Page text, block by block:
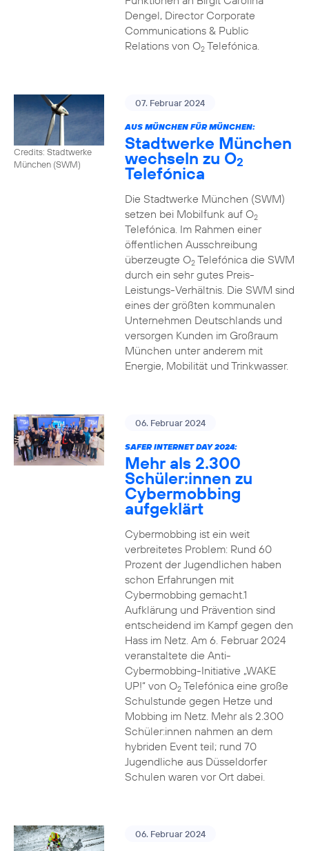
Dengel, Director Corporate
Communications & Public
Relations von O2Telefónica.
Credits: Stadtwerke
München (SWM)
07. Februar 2024
AUS MÜNCHEN FÜR MÜNCHEN:
Stadtwerke München
wechseln zu O2
Telefónica
Die Stadtwerke München (SWM)
setzen bei Mobilfunk auf O2
Telefónica. Im Rahmen einer
öffentlichen Ausschreibung
überzeugte O2Telefónica die SWM
durch ein sehr gutes Preis-
Leistungs-Verhältnis. Die SWM sind
eines der größten kommunalen
Unternehmen Deutschlands und
versorgen Kunden im Großraum
München unter anderem mit
Energie, Mobilität und Trinkwasser.
06. Februar 2024
SAFER INTERNET DAY 2024:
Mehr als 2.300
Schüler:innen zu
Cybermobbing
aufgeklärt
Cybermobbing ist ein weit
verbreitetes Problem: Rund 60
Prozent der Jugendlichen haben
schon Erfahrungen mit
Cybermobbing gemacht.1
Aufklärung und Prävention sind
entscheidend im Kampf gegen den
Hass im Netz. Am 6. Februar 2024
veranstaltete die Anti-
Cybermobbing-Initiative „WAKE
UP!“ von O2Telefónica eine große
Schulstunde gegen Hetze und
Mobbing im Netz. Mehr als 2.300
Schüler:innen nahmen an dem
hybriden Event teil; rund 70
Jugendliche aus Düsseldorfer
Schulen waren vor Ort dabei.
06. Februar 2024